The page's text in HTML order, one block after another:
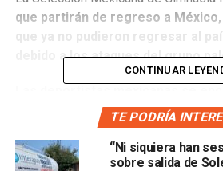
que partirán de regreso a
que ya no pudieron regresar al
debido a los ataques del grupo
campamento de preparación en
Panamericanos, que se celebrarán
próximo 20 de octubre.
CONTINUAR
TE PODRÍA
“Ni siquiera han
sobre salida de